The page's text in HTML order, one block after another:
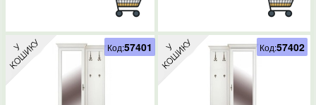
Код:57401 Код:57402